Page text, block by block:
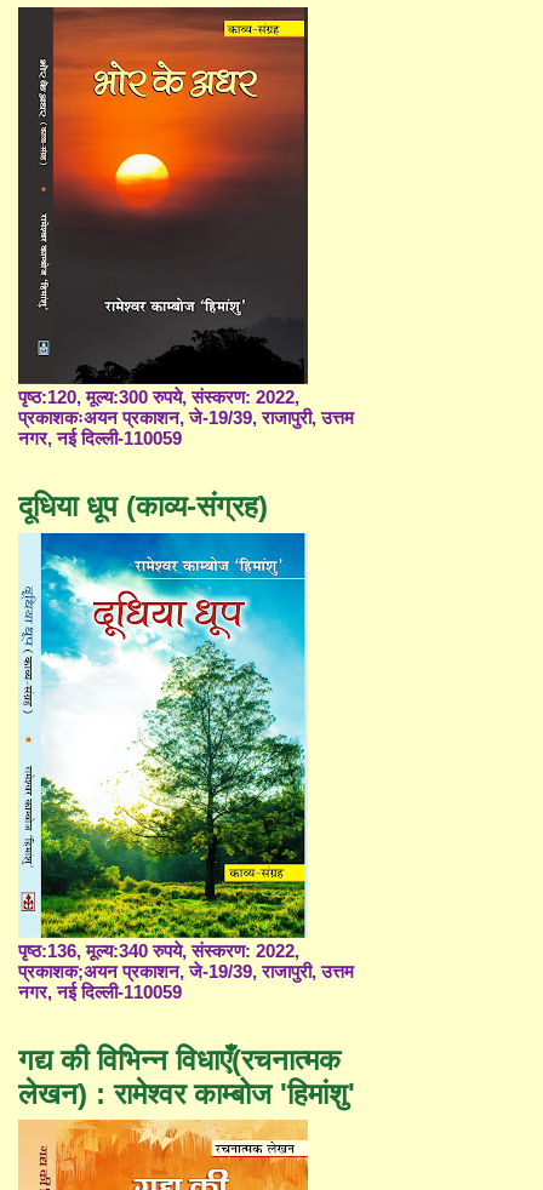
पृष्ठ:120, मूल्य:300 रुपये, संस्करण: 2022,
प्रकाशकःअयन प्रकाशन, जे-19/39, राजापुरी, उत्तम
नगर, नई दिल्ली-110059
दूधिया धूप (काव्य-संग्रह)
पृष्ठ:136, मूल्य:340 रुपये, संस्करण: 2022,
प्रकाशक;अयन प्रकाशन, जे-19/39, राजापुरी, उत्तम
नगर, नई दिल्ली-110059
गद्य की विभिन्न विधाएँ(रचनात्मक
लेखन) : रामेश्वर काम्बोज 'हिमांशु'